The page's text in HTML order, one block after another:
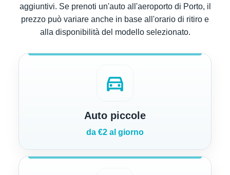
aggiuntivi. Se prenoti un'auto all'aeroporto di Porto, il
prezzo può variare anche in base all'orario di ritiro e
alla disponibilità del modello selezionato.
directions_car
Auto piccole
da €2 al giorno